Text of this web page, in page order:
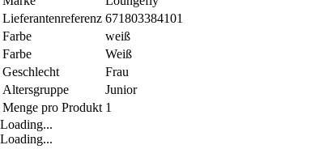
Lieferantenreferenz 671803384101
Farbe
weiß
Farbe
Weiß
Geschlecht
Frau
Altersgruppe
Junior
Menge pro Produkt 1
Loading...
Loading...